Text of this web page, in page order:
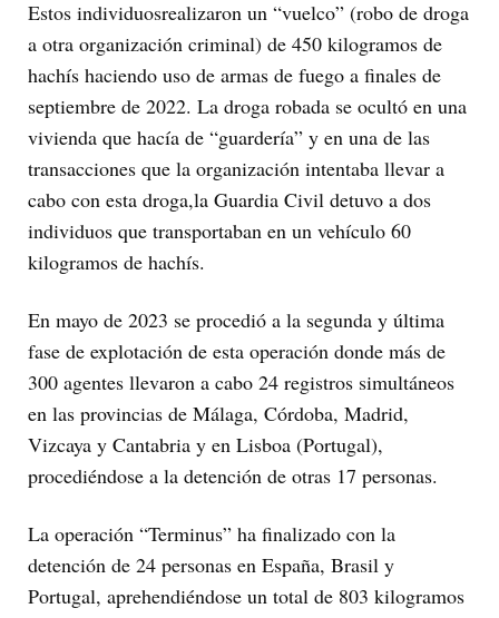
Estos individuosrealizaron un “vuelco” (robo de droga
a otra organización criminal) de 450 kilogramos de
hachís haciendo uso de armas de fuego a finales de
septiembre de 2022. La droga robada se ocultó en una
vivienda que hacía de “guardería” y en una de las
transacciones que la organización intentaba llevar a
cabo con esta droga,la Guardia Civil detuvo a dos
individuos que transportaban en un vehículo 60
kilogramos de hachís.
En mayo de 2023 se procedió a la segunda y última
fase de explotación de esta operación donde más de
300 agentes llevaron a cabo 24 registros simultáneos
en las provincias de Málaga, Córdoba, Madrid,
Vizcaya y Cantabria y en Lisboa (Portugal),
procediéndose a la detención de otras 17 personas.
La operación “Terminus” ha finalizado con la
detención de 24 personas en España, Brasil y
Portugal, aprehendiéndose un total de 803 kilogramos